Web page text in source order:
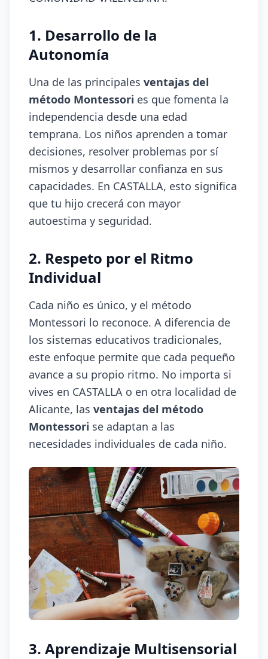
1. Desarrollo de la
Autonomía
Una de las principales ventajas del
método Montessori es que fomenta la
independencia desde una edad
temprana. Los niños aprenden a tomar
decisiones, resolver problemas por sí
mismos y desarrollar confianza en sus
capacidades. En CASTALLA, esto significa
que tu hijo crecerá con mayor
autoestima y seguridad.
2. Respeto por el Ritmo
Individual
Cada niño es único, y el método
Montessori lo reconoce. A diferencia de
los sistemas educativos tradicionales,
este enfoque permite que cada pequeño
avance a su propio ritmo. No importa si
vives en CASTALLA o en otra localidad de
Alicante, las ventajas del método
Montessori se adaptan a las
necesidades individuales de cada niño.
3. Aprendizaje Multisensorial